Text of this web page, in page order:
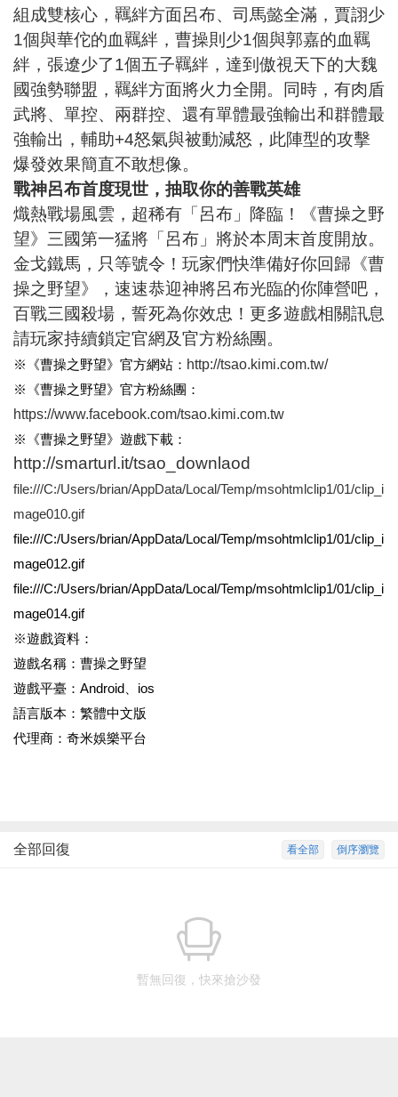
組成雙核心，羈絆方面呂布、司馬懿全滿，賈詡少
1個與華佗的血羈絆，曹操則少1個與郭嘉的血羈
絆，張遼少了1個五子羈絆，達到傲視天下的大魏
國強勢聯盟，羈絆方面將火力全開。同時，有肉盾
武將、單控、兩群控、還有單體最強輸出和群體最
強輸出，輔助+4怒氣與被動減怒，此陣型的攻擊
爆發效果簡直不敢想像。
戰神呂布首度現世，抽取你的善戰英雄
熾熱戰場風雲，超稀有「呂布」降臨！《曹操之野
望》三國第一猛將「呂布」將於本周末首度開放。
金戈鐵馬，只等號令！玩家們快準備好你回歸《曹
操之野望》，速速恭迎神將呂布光臨的你陣營吧，
百戰三國殺場，誓死為你效忠！更多遊戲相關訊息
請玩家持續鎖定官網及官方粉絲團。
※《曹操之野望》官方網站： http://tsao.kimi.com.tw/
※《曹操之野望》官方粉絲團：
https://www.facebook.com/tsao.kimi.com.tw
※《曹操之野望》遊戲下載：
http://smarturl.it/tsao_downlaod
file:///C:/Users/brian/AppData/Local/Temp/msohtmlclip1/01/clip_i
mage010.gif
file:///C:/Users/brian/AppData/Local/Temp/msohtmlclip1/01/clip_i
mage012.gif
file:///C:/Users/brian/AppData/Local/Temp/msohtmlclip1/01/clip_i
mage014.gif
※遊戲資料：
遊戲名稱：曹操之野望
遊戲平臺： Android
ios
語言版本：繁體中文版
代理商：奇米娛樂平台
倒序瀏覽
看全部
全部回復
暫無回復，快來搶沙發